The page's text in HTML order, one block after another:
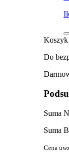
Koszyk
Do
Suma
Suma
Cena